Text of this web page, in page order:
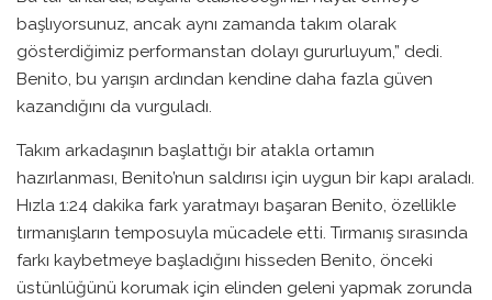
başlıyorsunuz, ancak aynı zamanda takım olarak
gösterdiğimiz performanstan dolayı gururluyum,” dedi.
Benito, bu yarışın ardından kendine daha fazla güven
kazandığını da vurguladı.
Takım arkadaşının başlattığı bir atakla ortamın
hazırlanması, Benito’nun saldırısı için uygun bir kapı araladı.
Hızla 1:24 dakika fark yaratmayı başaran Benito, özellikle
tırmanışların temposuyla mücadele etti. Tırmanış sırasında
farkı kaybetmeye başladığını hisseden Benito, önceki
üstünlüğünü korumak için elinden geleni yapmak zorunda